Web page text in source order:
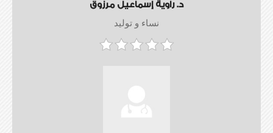
د. راوية إسماعيل مرزوق
نساء و توليد